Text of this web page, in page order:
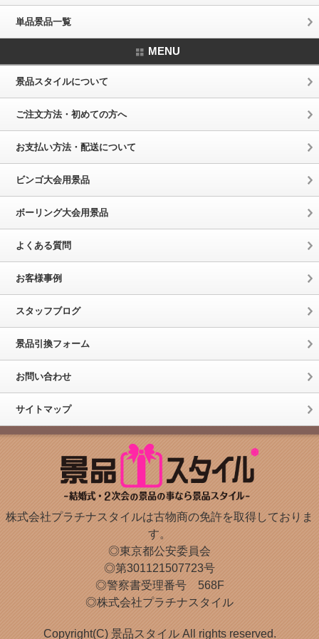
単品景品一覧
MENU
景品スタイルについて
ご注文方法・初めての方へ
お支払い方法・配送について
ビンゴ大会用景品
ボーリング大会用景品
よくある質問
お客様事例
スタッフブログ
景品引換フォーム
お問い合わせ
サイトマップ
株式会社プラチナスタイルは古物商の免許を取得しておりま
す。
◎東京都公安委員会
◎第301121507723号
◎警察書受理番号 568F
◎株式会社プラチナスタイル
Copyright(C) 景品スタイル All rights reserved.